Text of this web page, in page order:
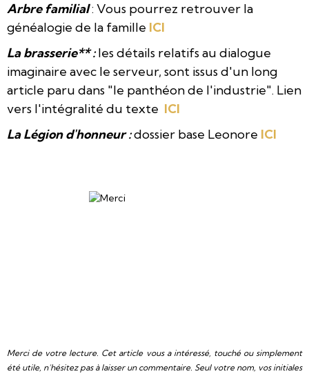
Arbre familial: Vous pourrez retrouver la
généalogie de la famille ICI
La brasserie** :les détails relatifs au dialogue
imaginaire avec le serveur, sont issus d'un long
article paru dans "le panthéon de l'industrie". Lien
vers l'intégralité du texte ICI
La Légion d'honneur :dossier base Leonore ICI
Merci de votre lecture. Cet article vous a intéressé, touché ou simplement
été utile, n’hésitez pas à laisser un commentaire. Seul votre nom, vos initiales